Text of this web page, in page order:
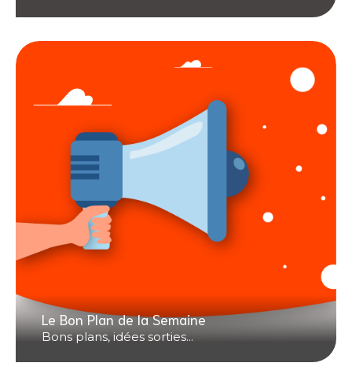
Le Bon Plan de la Semaine
Bons plans, idées sorties...